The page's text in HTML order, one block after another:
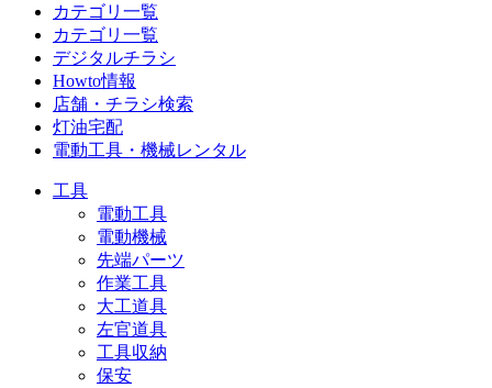
カテゴリ一覧
カテゴリ一覧
デジタルチラシ
Howto情報
店舗・チラシ検索
灯油宅配
電動工具・機械レンタル
工具
電動工具
電動機械
先端パーツ
作業工具
大工道具
左官道具
工具収納
保安